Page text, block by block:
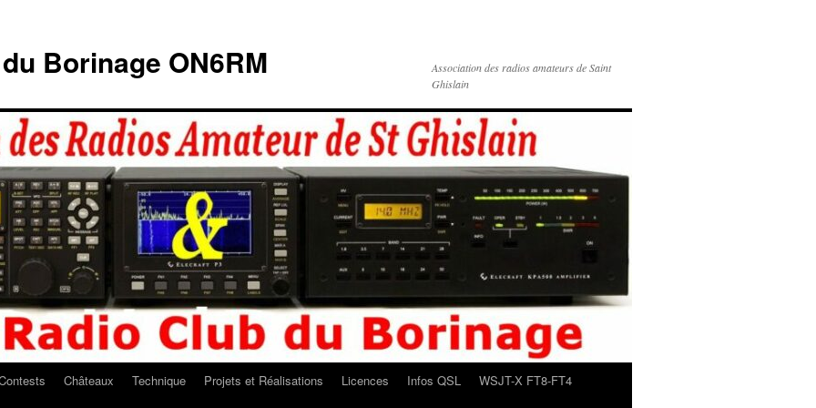
Borinage ON6RM
Association des radios amateurs de Saint
Ghislain
Châteaux Technique Projets et Réalisations Licences Infos QSL
WSJT-X FT8-FT4